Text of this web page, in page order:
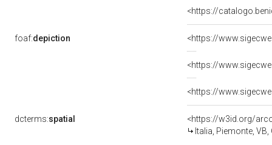
<https://
foaf:depiction <https://
<https://
<https://
dcterms:spatial
<https://w3id.org/
Italia, Piemonte,